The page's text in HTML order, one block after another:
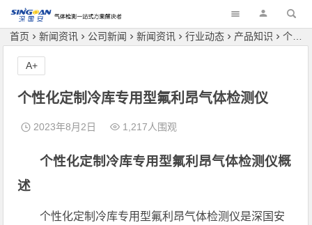
深国安
首页 新闻资讯 公司新闻 新闻资讯 行业动态 产品知识 个性化定制冷库专用型氟利昂气体检测仪
个性化定制冷库专用型氟利昂气体检测仪
2023年8月2日 1,217人围观
个性化定制冷库专用型氟利昂气体检测仪概
述
个性化定制冷库专用型氟利昂气体检测仪是深国安
A+